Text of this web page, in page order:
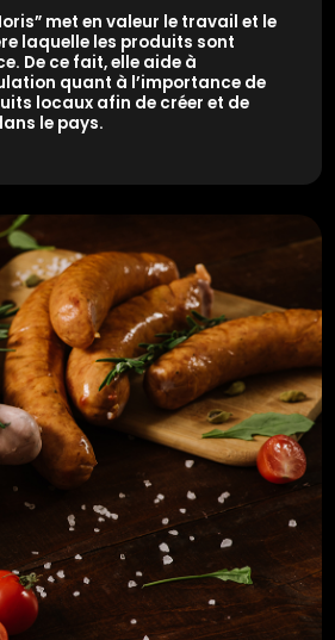
met en valeur le travail et le
laquelle les produits sont
De ce fait, elle aide à
quant à l’importance de
locaux afin de créer et de
le pays.